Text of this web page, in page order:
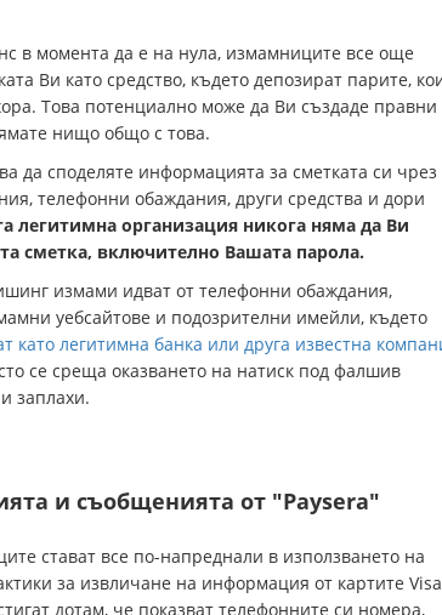
в момента да е на нула, измамниците все още
Ви като средство, където депозират парите,
Това потенциално може да Ви създаде правни
нищо общо с това.
да споделяте информацията за сметката си чрез
телефонни обаждания, други средства и дори
легитимна организация никога няма да Ви
сметка, включително Вашата парола.
измами идват от телефонни обаждания,
уебсайтове и подозрителни имейли, където
като легитимна банка или друга известна
се среща оказването на натиск под фалшив
заплахи.
и съобщенията от "Paysera"
стават все по-напреднали в използването на
за извличане на информация от картите Visa
дотам, че показват телефонните си номера,